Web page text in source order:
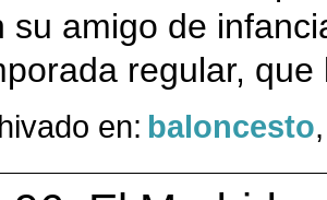
su amigo de
regular,
en: baloncesto